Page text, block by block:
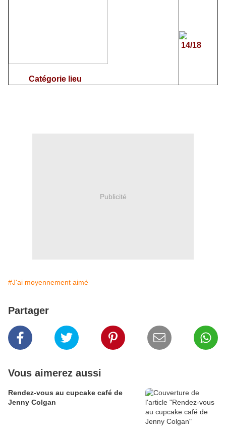
Catégorie lieu
14/18
Publicité
#J'ai moyennement aimé
Partager
Vous aimerez aussi
Rendez-vous au cupcake café de
Jenny Colgan